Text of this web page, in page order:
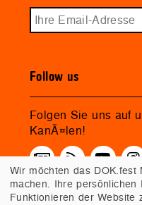
Follow us
Folgen Sie uns auf
KanÃ¤len!
Wir möchten das
machen. Ihre
Funktionieren der Website